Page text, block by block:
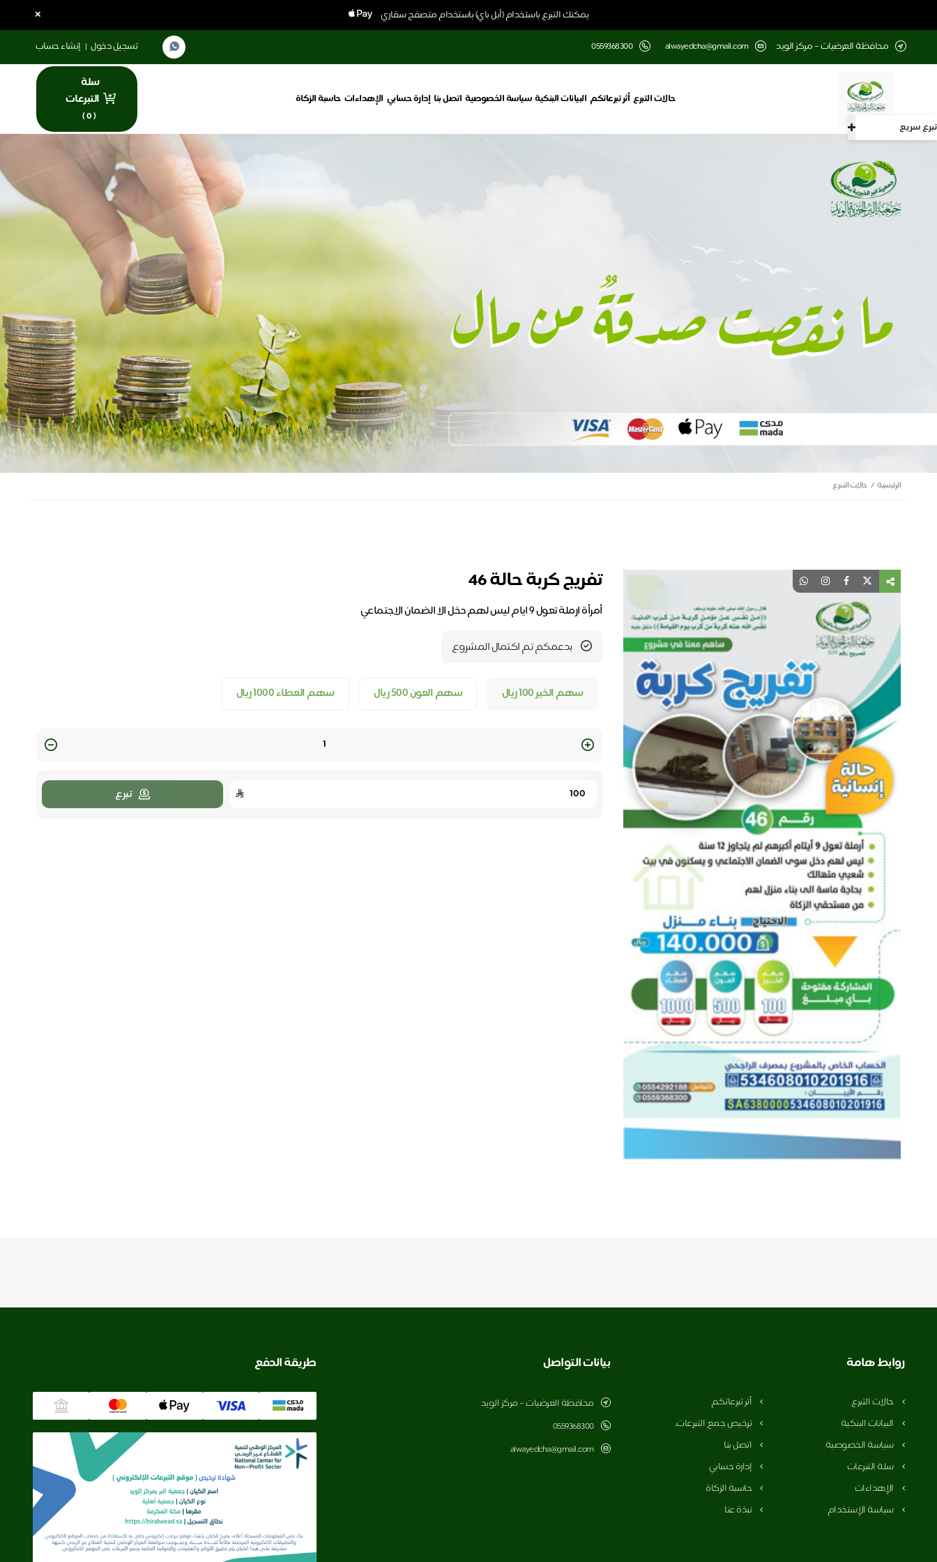
يمكنك التبرع باستخدام (أبل باي) باستخدام متصفح سفاري ×
تبرع سريع
محافظة العرضيات – مركز الويد alwayedcha@gmail.com
0559368300 تسجيل دخول | إنشاء حساب
حالات التبرع أثر تبرعاتكم البيانات البنكية سياسة الخصوصية اتصل بنا إدارة حسابي الإهداءات حاسبة الزكاة
سلة
التبرعات
(
0
)
الرئيسية حالات التبرع
تفريج كربة حالة 46
أمرأة ارملة تعول ٩ ايام ليس لهم دخل الا الضمان الاجتماعي
بدعمكم تم اكتمال المشروع
سهم الخير ١٠٠ ريال سهم العون ٥٠٠ ريال سهم العطاء ١٠٠٠ ريال
Quantity
تبرع
روابط هامة
حالات التبرع
أثر تبرعاتكم
البيانات البنكية
ترخيص جمع التبرعات.
سياسة الخصوصية
اتصل بنا
سلة التبرعات
إدارة حسابي
الإهداءات
حاسبة الزكاة
سياسة الإستخدام
نبذة عنا
بيانات التواصل
محافظة العرضيات – مركز الويد
0559368300
alwayedcha@gmail.com
طريقة الدفع